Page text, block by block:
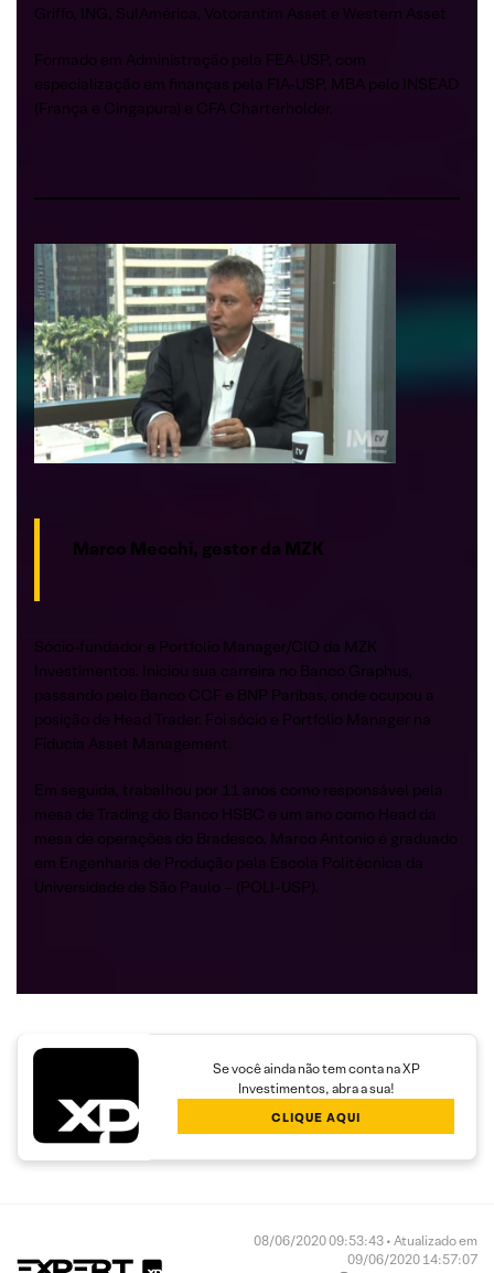
Griffo, ING, SulAmérica, Votorantim Asset e Western Asset
Formado em Administração pela FEA-USP, com
especialização em finanças pela FIA-USP, MBA pelo INSEAD
(França e Cingapura) e CFA Charterholder.
Marco Mecchi, gestor da MZK
Sócio-fundador e Portfolio Manager/CIO da MZK
Investimentos. Iniciou sua carreira no Banco Graphus,
passando pelo Banco CCF e BNP Paribas, onde ocupou a
posição de Head Trader. Foi sócio e Portfolio Manager na
Fiducia Asset Management.
Em seguida, trabalhou por 11 anos como responsável pela
mesa de Trading do Banco HSBC e um ano como Head da
mesa de operações do Bradesco. Marco Antonio é graduado
em Engenharia de Produção pela Escola Politécnica da
Universidade de São Paulo – (POLI-USP).
Se você ainda não tem conta na XP
Investimentos, abra a sua!
CLIQUE AQUI
08/06/2020 09:53:43 • Atualizado em
09/06/2020 14:57:07